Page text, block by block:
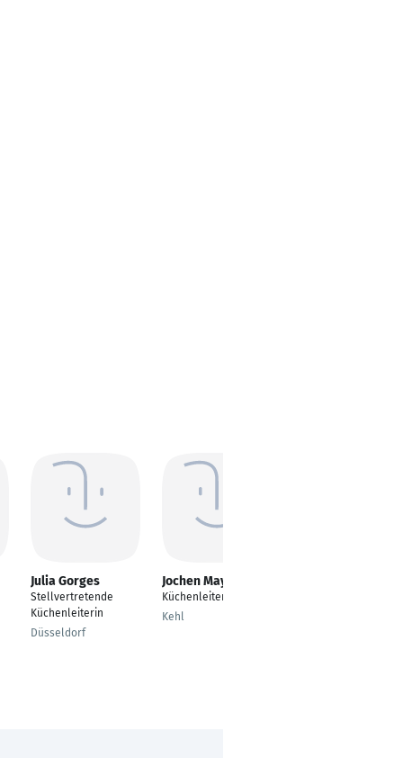
Julia Gorges
Stellvertretende
Küchenleiterin
Düsseldorf
Jochen Mayer
Küchenleiter
Kehl